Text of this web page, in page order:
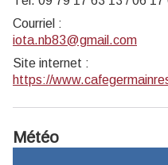
Courriel :
iota.nb83@gmail.com
Site internet :
https://
Météo